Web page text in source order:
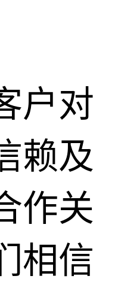
户对
赖及
作关
相信